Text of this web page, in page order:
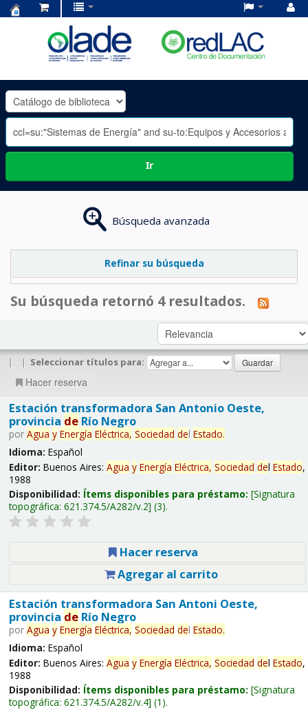
OLADE
-
Ir
Búsqueda avanzada
Refinar su búsqueda
Su búsqueda retornó 4 resultados.
| | Seleccionar títulos para:
Hacer reserva
Estación transformadora San Antonio Oeste,
provincia deRío Negro
por Agua y Energía Eléctrica, Sociedad del Estado.
Idioma: Español
Editor: Buenos Aires: Agua y Energía Eléctrica, Sociedad del Estado,
1988
Disponibilidad: Ítems disponibles para préstamo: Signatura
topográfica: 621.374.5/A282/v.2 (3).
Hacer reserva
Agregar al carrito
Estación transformadora San Antoni Oeste,
provincia deRío Negro
por Agua y Energía Eléctrica, Sociedad del Estado.
Idioma: Español
Editor: Buenos Aires: Agua y Energía Eléctrica, Sociedad del Estado,
1988
Disponibilidad: Ítems disponibles para préstamo: Signatura
topográfica: 621.374.5/A282/v.4 (1).